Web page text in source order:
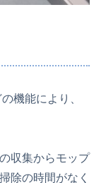
機能により、
収集からモップ
除の時間がなく